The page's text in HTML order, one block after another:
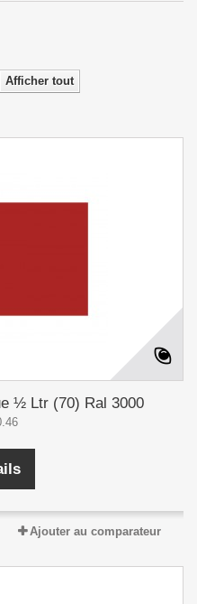
Afficher tout
½ Ltr (70) Ral 3000
Ajouter au comparateur